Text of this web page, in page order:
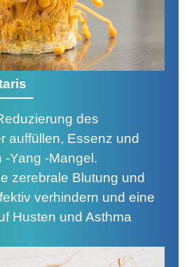
des
auffüllen, Essenz und
-Yang -Mangel.
zerebrale Blutung und
verhindern und eine
Husten und Asthma